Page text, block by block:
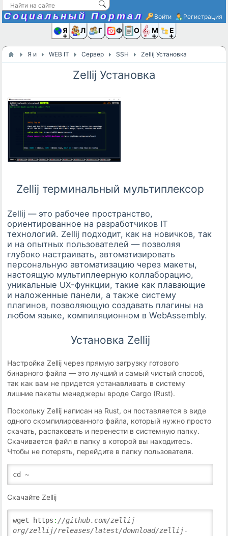
Социальный Портал Войти Регистрация
Я иЛюди
Группы
Фото Ещё
Я и WEB IT Сервер SSH ​Zellij Установка
​Zellij Установка
Zellij терминальный мультиплексор
Zellij — это рабочее пространство,
ориентированное на разработчиков IT
технологий. Zellij подходит, как на новичков, так
и на опытных пользователей — позволяя
глубоко настраивать, автоматизировать
персональную автоматизацию через макеты,
настоящую мультиплеерную коллаборацию,
уникальные UX-функции, такие как плавающие
и наложенные панели, а также систему
плагинов, позволяющую создавать плагины на
любом языке, компиляционном в WebAssembly.
Установка Zellij
Настройка Zellij через прямую загрузку готового
бинарного файла — это лучший и самый чистый способ,
так как вам не придется устанавливать в систему
лишние пакеты менеджеры вроде Cargo (Rust).
Поскольку Zellij написан на Rust, он поставляется в виде
одного скомпилированного файла, который нужно просто
скачать, распаковать и перенести в системную папку.
Скачивается файл в папку в которой вы находитесь.
Чтобы не потерять, перейдите в папку пользователя.
cd ~
Скачайте Zellij
wget https : //github.com/zellij-
org/zellij/releases/latest/download/zellij-